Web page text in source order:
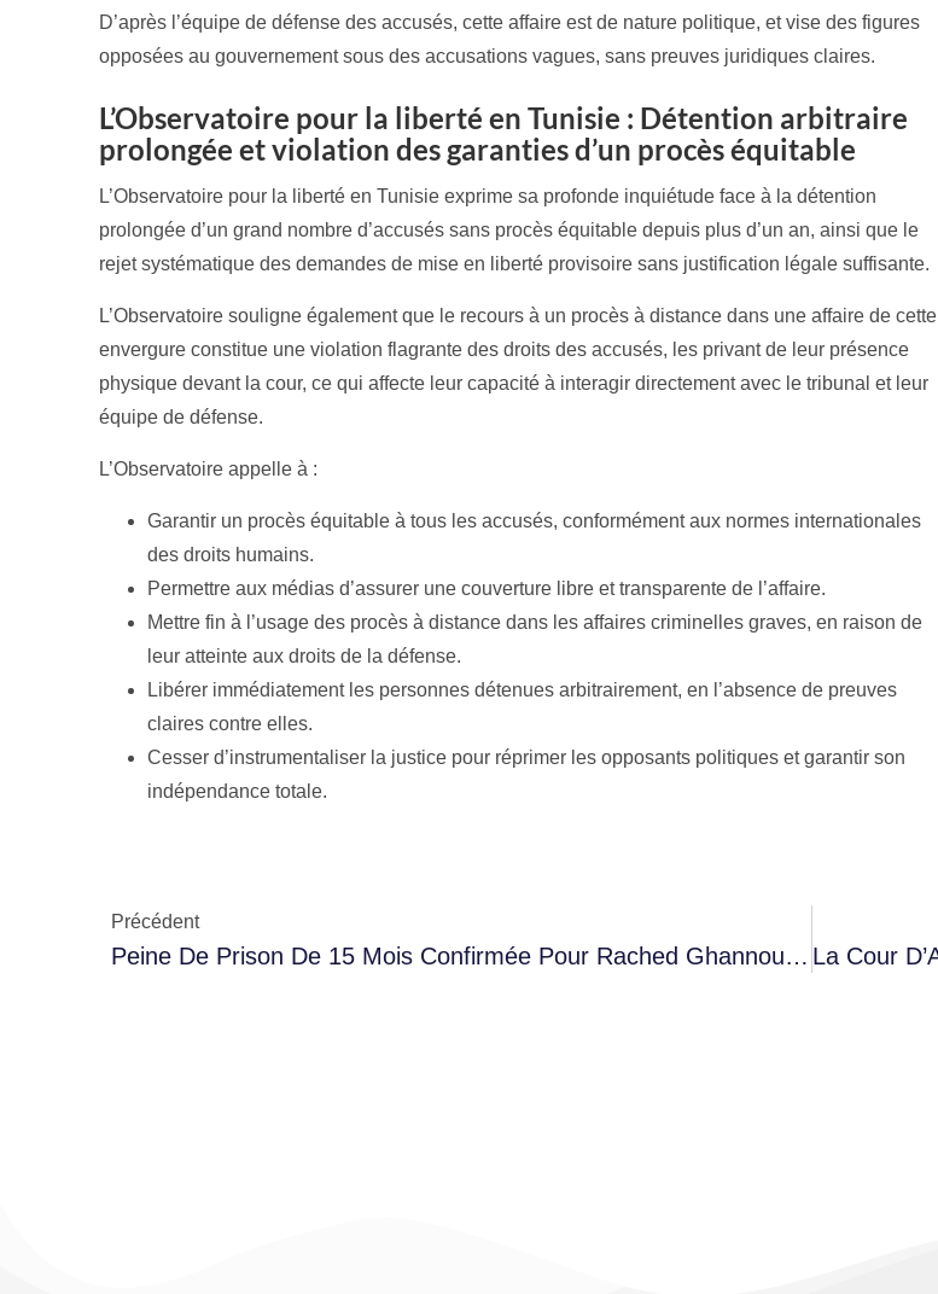
D’après l’équipe de défense des accusés, cette affaire est de nature politique, et vise des figures
opposées au gouvernement sous des accusations vagues, sans preuves juridiques claires.
L’Observatoire pour la liberté en Tunisie : Détention arbitraire
prolongée et violation des garanties d’un procès équitable
L’Observatoire pour la liberté en Tunisie exprime sa profonde inquiétude face à la détention
prolongée d’un grand nombre d’accusés sans procès équitable depuis plus d’un an, ainsi que le
rejet systématique des demandes de mise en liberté provisoire sans justification légale suffisante.
L’Observatoire souligne également que le recours à un procès à distance dans une affaire de cette
envergure constitue une violation flagrante des droits des accusés, les privant de leur présence
physique devant la cour, ce qui affecte leur capacité à interagir directement avec le tribunal et leur
équipe de défense.
L’Observatoire appelle à :
Garantir un procès équitable à tous les accusés, conformément aux normes internationales
des droits humains.
Permettre aux médias d’assurer une couverture libre et transparente de l’affaire.
Mettre fin à l’usage des procès à distance dans les affaires criminelles graves, en raison de
leur atteinte aux droits de la défense.
Libérer immédiatement les personnes détenues arbitrairement, en l’absence de preuves
claires contre elles.
Cesser d’instrumentaliser la justice pour réprimer les opposants politiques et garantir son
indépendance totale.
Précédent
Peine De Prison De 15 Mois Confirmée Pour Rached Ghannouchi Après Un Éloge Funèbre